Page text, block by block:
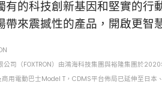
有的科技創新基因和堅實的行
帶來震撼性的產品，開啟更智
公司（FOXTRON）由鴻海科技集團與裕隆集團於
商用電動巴士Model T，CDMS平台佈局已延伸至日